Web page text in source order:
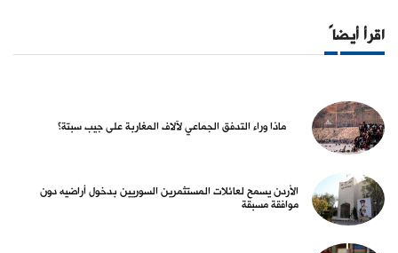
اقرأ أيضاً
ماذا وراء التدفق الجماعي لآلاف المغاربة على جيب سبتة؟
الأردن يسمح لعائلات المستثمرين السوريين بدخول أراضيه دون
موافقة مسبقة